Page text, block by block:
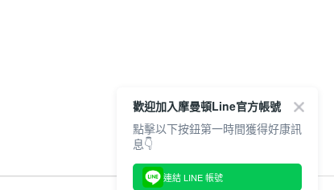
歡迎加入摩曼頓Line官方帳號
點擊以下按鈕第一時間獲得好康訊
息👇
連結 LINE 帳號